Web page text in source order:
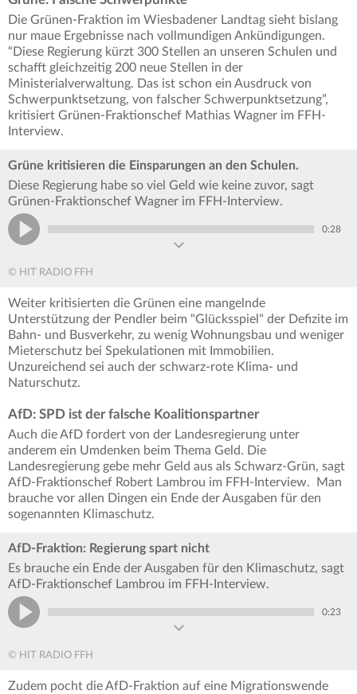
Die Grünen-Fraktion im Wiesbadener Landtag sieht bislang
nur maue Ergebnisse nach vollmundigen Ankündigungen.
“Diese Regierung kürzt 300 Stellen an unseren Schulen und
schafft gleichzeitig 200 neue Stellen in der
Ministerialverwaltung. Das ist schon ein Ausdruck von
Schwerpunktsetzung, von falscher Schwerpunktsetzung”,
kritisiert Grünen-Fraktionschef Mathias Wagner im FFH-
Interview.
Grüne kritisieren die Einsparungen an den Schulen.
Diese Regierung habe so viel Geld wie keine zuvor, sagt
Grünen-Fraktionschef Wagner im FFH-Interview.
0:28
© HIT RADIO FFH
Weiter kritisierten die Grünen eine mangelnde
Unterstützung der Pendler beim "Glücksspiel" der Defizite im
Bahn- und Busverkehr, zu wenig Wohnungsbau und weniger
Mieterschutz bei Spekulationen mit Immobilien.
Unzureichend sei auch der schwarz-rote Klima- und
Naturschutz.
AfD: SPD ist der falsche Koalitionspartner
Auch die AfD fordert von der Landesregierung unter
anderem ein Umdenken beim Thema Geld. Die
Landesregierung gebe mehr Geld aus als Schwarz-Grün, sagt
AfD-Fraktionschef Robert Lambrou im FFH-Interview. Man
brauche vor allen Dingen ein Ende der Ausgaben für den
sogenannten Klimaschutz.
AfD-Fraktion: Regierung spart nicht
Es brauche ein Ende der Ausgaben für den Klimaschutz, sagt
AfD-Fraktionschef Lambrou im FFH-Interview.
0:23
© HIT RADIO FFH
Zudem pocht die AfD-Fraktion auf eine Migrationswende